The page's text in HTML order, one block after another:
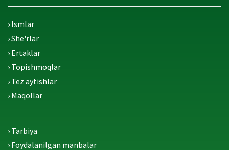
› Ismlar
› She'rlar
› Ertaklar
› Topishmoqlar
› Tez aytishlar
› Maqollar
› Tarbiya
› Foydalanilgan manbalar